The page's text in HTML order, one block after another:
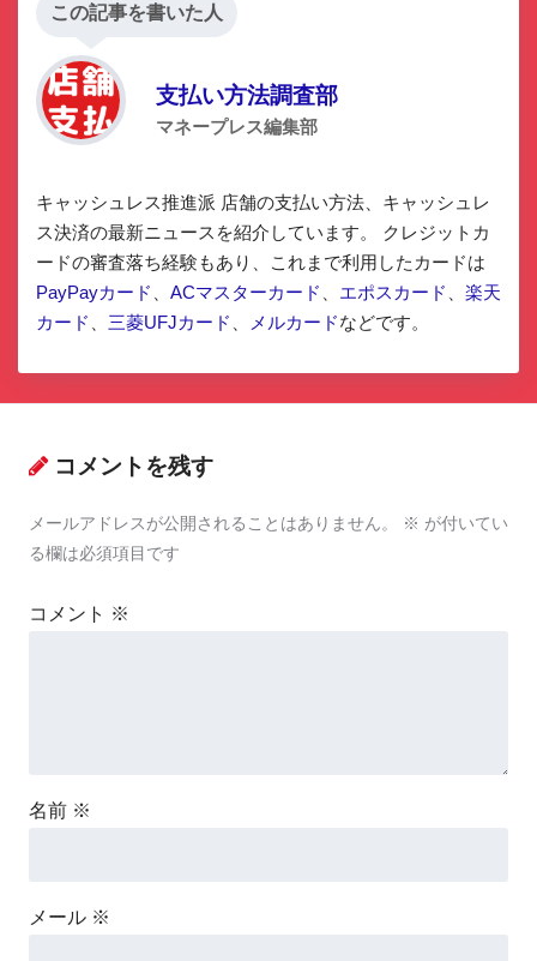
この記事を書いた人
支払い方法調査部
マネープレス編集部
キャッシュレス推進派 店舗の支払い方法、キャッシュレ
ス決済の最新ニュースを紹介しています。 クレジットカ
ードの審査落ち経験もあり、これまで利用したカードは
PayPayカード
ACマスターカード エポスカード
楽天
カード
三菱UFJカード メルカードなどです。
コメントを残す
メールアドレスが公開されることはありません。 ※ が付いてい
る欄は必須項目です
コメント ※
名前 ※
メール ※